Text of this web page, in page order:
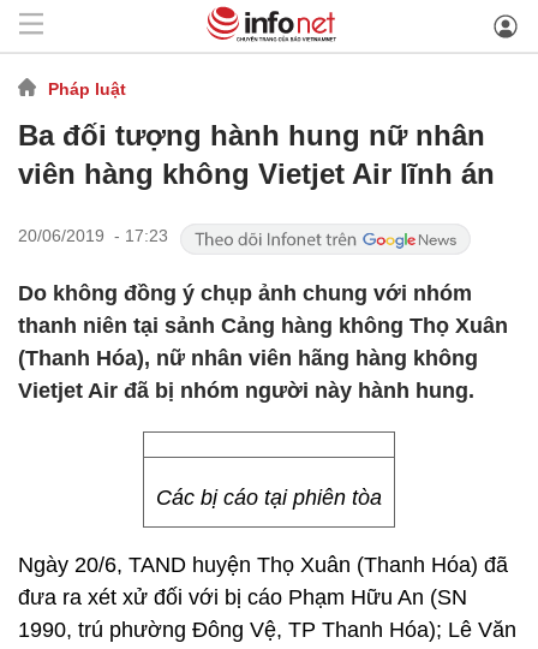
Pháp luật
Ba đối tượng hành hung nữ nhân
viên hàng không Vietjet Air lĩnh án
20/06/2019 - 17:23
Do không đồng ý chụp ảnh chung với nhóm
thanh niên tại sảnh Cảng hàng không Thọ Xuân
(Thanh Hóa), nữ nhân viên hãng hàng không
Vietjet Air đã bị nhóm người này hành hung.
Các bị cáo tại phiên tòa
Ngày 20/6, TAND huyện Thọ Xuân (Thanh Hóa) đã
đưa ra xét xử đối với bị cáo Phạm Hữu An (SN
1990, trú phường Đông Vệ, TP Thanh Hóa); Lê Văn